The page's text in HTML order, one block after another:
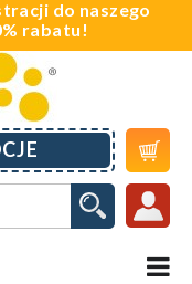
do naszego
rabatu!
